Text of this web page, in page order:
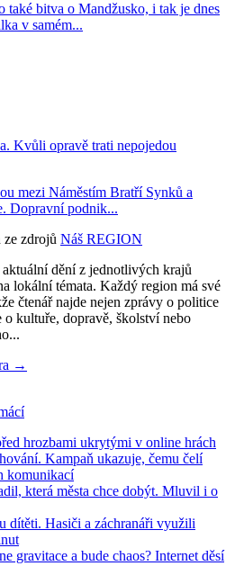
také bitva o Mandžusko, i tak je dnes
v samém...
Kvůli opravě trati nepojedou
mezi Náměstím Bratří Synků a
Dopravní podnik...
zdrojů Náš REGION
dění z jednotlivých krajů
lokální témata. Každý region má své
čtenář najde nejen zprávy o politice
kultuře, dopravě, školství nebo
→
hrozbami ukrytými v online hrách
Kampaň ukazuje, čemu čelí
komunikací
která města chce dobýt. Mluvil i o
dítěti. Hasiči a záchranáři využili
gravitace a bude chaos? Internet děsí